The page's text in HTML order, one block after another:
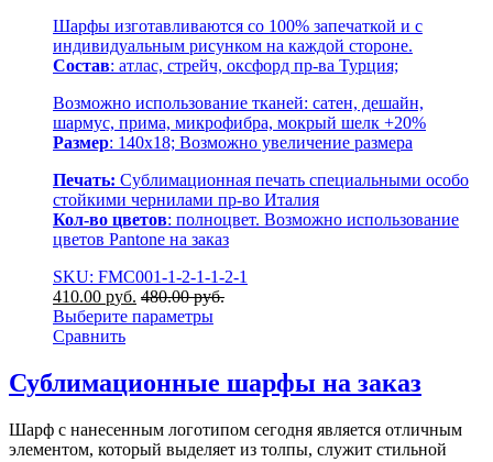
Шарфы изготавливаются со 100% запечаткой и с
индивидуальным рисунком на каждой стороне.
Состав: атлас, стрейч, оксфорд пр-ва Турция;
Возможно использование тканей: сатен, дешайн,
шармус, прима, микрофибра, мокрый шелк +20%
Размер: 140х18; Возможно увеличение размера
Печать: Сублимационная печать специальными особо
стойкими чернилами пр-во Италия
Кол-во цветов: полноцвет. Возможно использование
цветов Pantone на заказ
SKU: FMC001-1-2-1-1-2-1
410.00 руб. 480.00руб.
Выберите параметры
Сравнить
Сублимационные шарфы на заказ
Шарф с нанесенным логотипом сегодня является отличным
элементом, который выделяет из толпы, служит стильной